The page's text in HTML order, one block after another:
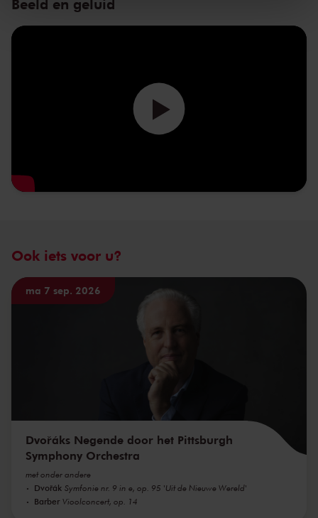
kunnen ontvangen en verwerken.
Beeld en geluid
Ook iets voor u?
ma 7 sep. 2026
Dvořáks Negende door het Pittsburgh
Symphony Orchestra
met onder andere
Dvořák Symfonie nr. 9 in e, op. 95 'Uit de Nieuwe Wereld'
Barber Vioolconcert, op. 14